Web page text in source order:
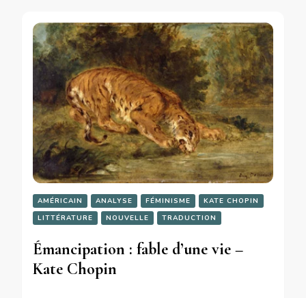
AMÉRICAIN ANALYSE FÉMINISME
KATE CHOPIN
LITTÉRATURE
NOUVELLE TRADUCTION
Émancipation : fable d’une vie –
Kate Chopin